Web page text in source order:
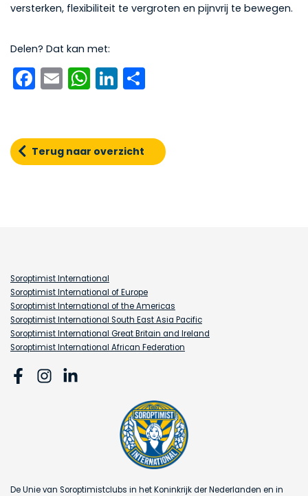
versterken, flexibiliteit te vergroten en pijnvrij te bewegen.
Delen? Dat kan met:
Facebook
EmailWhatsApp
LinkedIn
Terug naar overzicht
Soroptimist International
Soroptimist International of Europe
Soroptimist International of the Americas
Soroptimist International South East Asia Pacific
Soroptimist International Great Britain and Ireland
Soroptimist International African Federation
De Unie van Soroptimistclubs in het Koninkrijk der Nederlanden en in